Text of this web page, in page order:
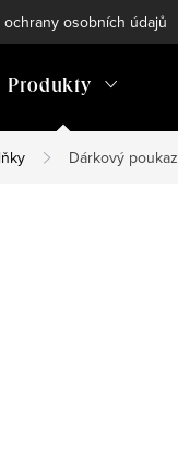
ochrany osobních údajů
Produkty
Dárkový poukaz